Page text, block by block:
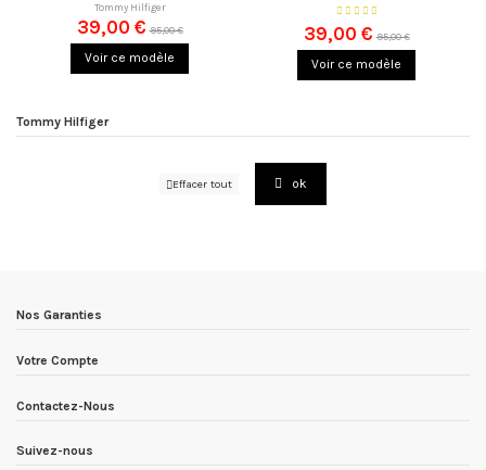
Tommy Hilfiger
39,00 € 95,00 €
Voir ce modèle
39,00 € 95,00 €
Voir ce modèle
Tommy Hilfiger
Effacer tout ok
Nos Garanties
Votre Compte
Contactez-Nous
Suivez-nous